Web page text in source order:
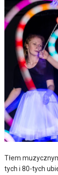
Tłem
tych i 80-tych